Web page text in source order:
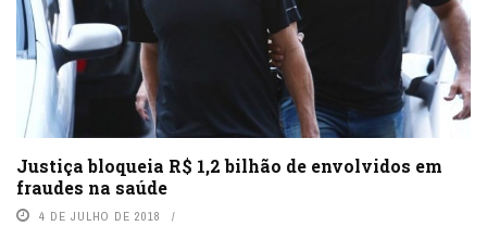
Justiça bloqueia R$ 1,2 bilhão de envolvidos em
fraudes na saúde
4 DE JULHO DE 2018